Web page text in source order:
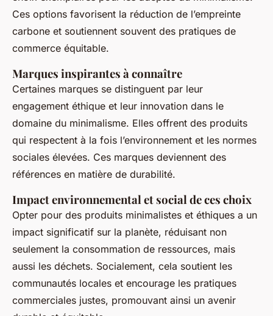
Ces options favorisent la réduction de l’empreinte
carbone et soutiennent souvent des pratiques de
commerce équitable.
Marques inspirantes à connaître
Certaines marques se distinguent par leur
engagement éthique et leur innovation dans le
domaine du minimalisme. Elles offrent des produits
qui respectent à la fois l’environnement et les normes
sociales élevées. Ces marques deviennent des
références en matière de durabilité.
Impact environnemental et social de ces choix
Opter pour des produits minimalistes et éthiques a un
impact significatif sur la planète, réduisant non
seulement la consommation de ressources, mais
aussi les déchets. Socialement, cela soutient les
communautés locales et encourage les pratiques
commerciales justes, promouvant ainsi un avenir